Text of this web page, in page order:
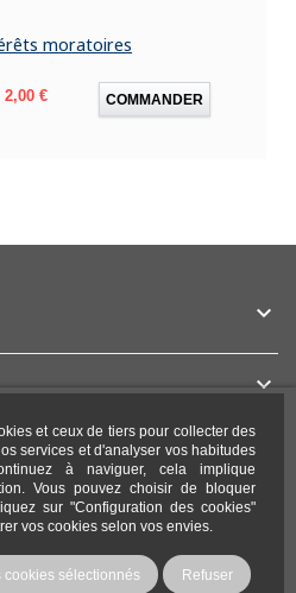
et ceux de tiers pour collecter des
services et d'analyser vos habitudes
à naviguer, cela implique
Vous pouvez choisir de bloquer
sur "Configuration des cookies"
vos cookies selon vos envies.
cookies sélectionnés Refuser
moratoires
Prix
2,00 € COMMANDER